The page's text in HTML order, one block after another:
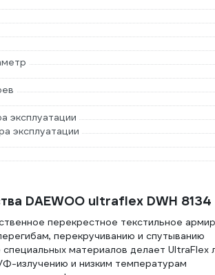
эксплуатации
эксплуатации
DAEWOO ultraflex DWH 8134
перекрестное текстильное
перекручиванию и спутыванию
материалов делает
излучению и низким температурам